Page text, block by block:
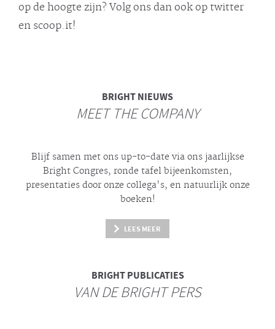
op de hoogte zijn? Volg ons dan ook op twitter
en scoop.it!
BRIGHTNIEUWS
MEET THE COMPANY
Blijf samen met ons up-to-date via ons jaarlijkse
Bright Congres, ronde tafel bijeenkomsten,
presentaties door onze collega's, en natuurlijk onze
boeken!
LEES MEER
BRIGHTPUBLICATIES
VAN DE BRIGHT PERS